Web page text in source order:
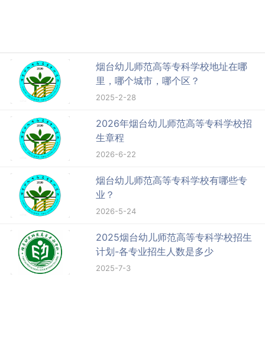
烟台幼儿师范高等专科学校地址在哪
里，哪个城市，哪个区？
2025-2-28
2026年烟台幼儿师范高等专科学校招
生章程
2026-6-22
烟台幼儿师范高等专科学校有哪些专
业？
2026-5-24
2025烟台幼儿师范高等专科学校招生
计划-各专业招生人数是多少
2025-7-3